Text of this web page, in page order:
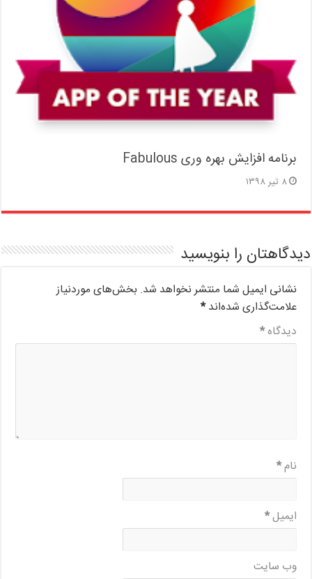
برنامه افزایش بهره وری Fabulous
۸ تیر ۱۳۹۸
دیدگاهتان را بنویسید
نشانی ایمیل شما منتشر نخواهد شد. بخش‌های موردنیاز
علامت‌گذاری شده‌اند*
دیدگاه*
نام*
ایمیل*
وب‌ سایت